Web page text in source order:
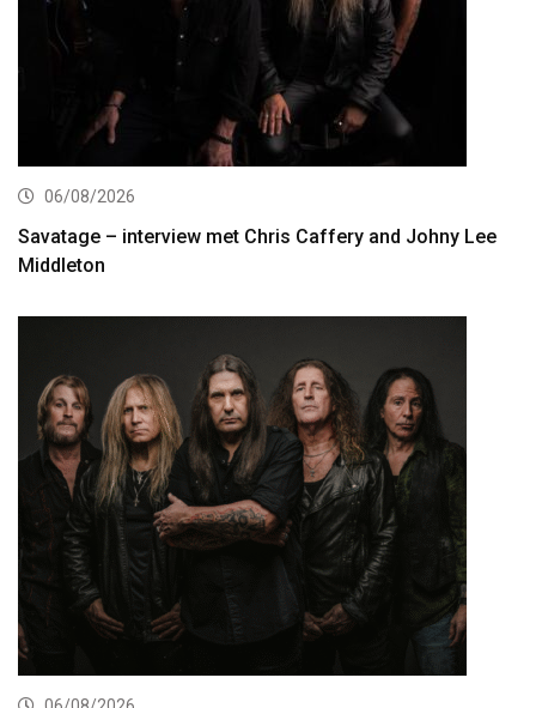
06/08/2026
Savatage – interview met Chris Caffery and Johny Lee
Middleton